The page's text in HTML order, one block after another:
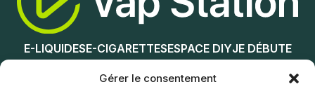
Gérer le consentement
E-LIQUIDESE-CIGARETTESESPACE DIYJE DÉBUTE
NOS MAGASINS